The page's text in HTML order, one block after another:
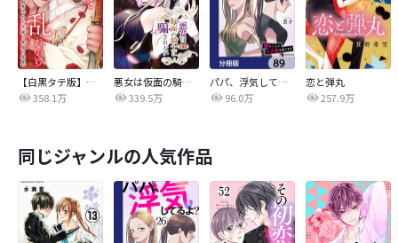
【白黒タテ版】孕むまで乱れいけ～身代わり花嫁と軍服の猛愛
358.1万
悪女は仮面の騎士に騙されない
339.5万
パパ、浮気してるよ？娘と二人でクズ夫を捨てます【分冊版】
96.0万
恋と弾丸
257.9万
同じジャンルの人気作品